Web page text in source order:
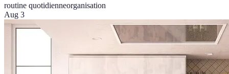
routine quotidienneorganisation
Aug 3